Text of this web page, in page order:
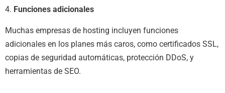
4. Funciones adicionales
Muchas empresas de hosting incluyen funciones
adicionales en los planes más caros, como certificados SSL,
copias de seguridad automáticas, protección DDoS, y
herramientas de SEO.